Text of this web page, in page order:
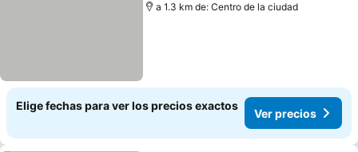
a 1.3 km de: Centro de la ciudad
Elige fechas para ver los precios exactos
Ver precios